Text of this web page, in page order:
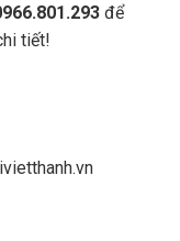
để
tiết!